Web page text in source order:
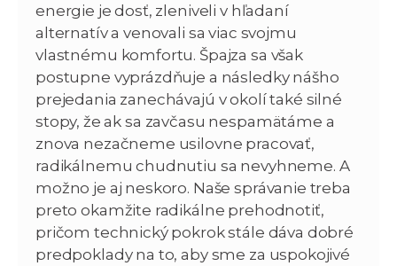
energie je dosť, zleniveli v hľadaní
alternatív a venovali sa viac svojmu
vlastnému komfortu. Špajza sa však
postupne vyprázdňuje a následky nášho
prejedania zanechávajú v okolí také silné
stopy, že ak sa zavčasu nespamätáme a
znova nezačneme usilovne pracovať,
radikálnemu chudnutiu sa nevyhneme. A
možno je aj neskoro. Naše správanie treba
preto okamžite radikálne prehodnotiť,
pričom technický pokrok stále dáva dobré
predpoklady na to, aby sme za uspokojivé